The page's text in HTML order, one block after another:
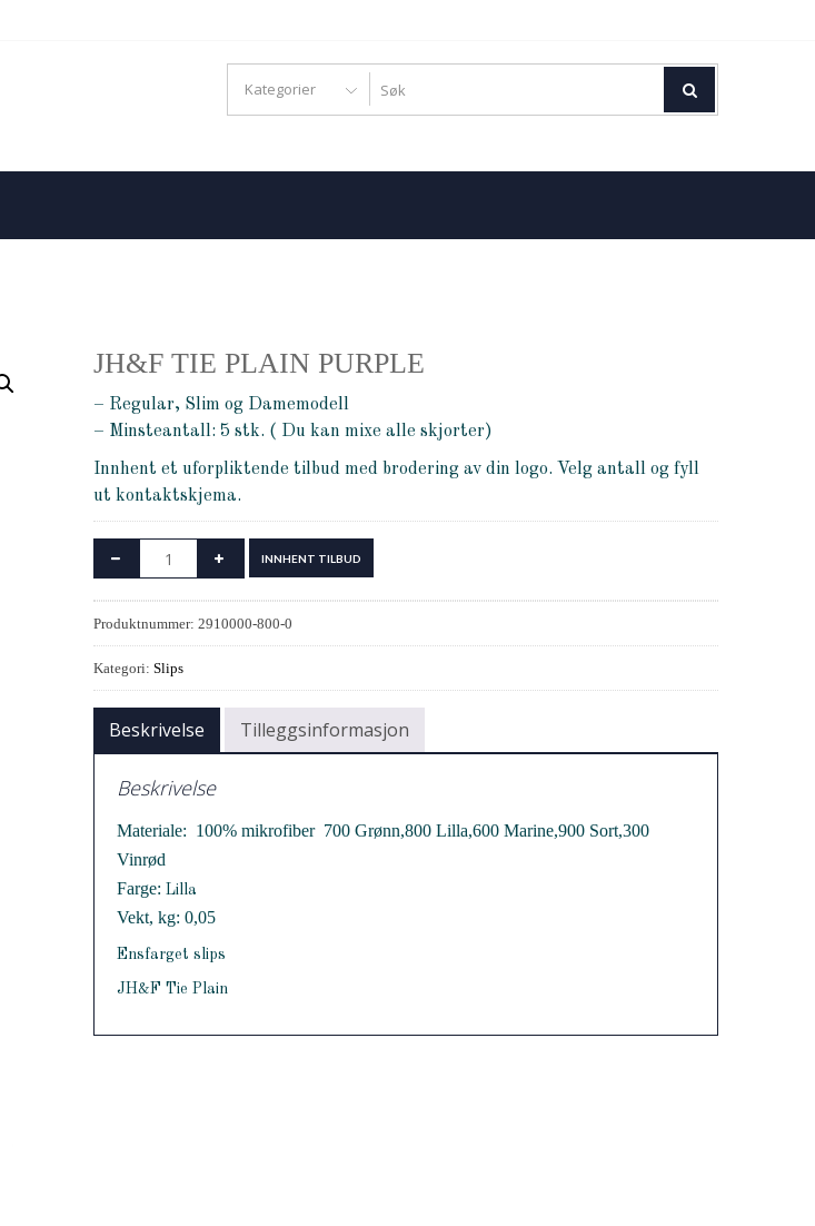
JH&F TIE PLAIN PURPLE
– Regular, Slim og Damemodell
– Minsteantall: 5 stk. ( Du kan mixe alle skjorter)
Innhent et uforpliktende tilbud med brodering av din logo. Velg antall og fyll
ut kontaktskjema.
INNHENT TILBUD
Produktnummer:2910000-800-0
Kategori:Slips
Beskrivelse Tilleggsinformasjon
Beskrivelse
Materiale:  100% mikrofiber  700 Grønn,800 Lilla,600 Marine,900 Sort,300
Vinrød
Farge:Lilla
Vekt, kg: 0,05
Ensfarget slips
JH&F Tie Plain